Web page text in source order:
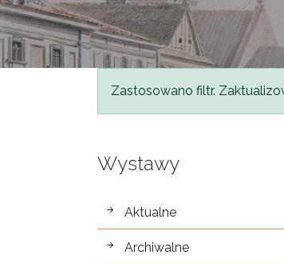
Komunikat
Zastosowano filtr.
Wystawy
wystawy
Aktualne
Archiwalne